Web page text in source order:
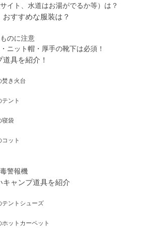
イト、水道はお湯がでるか等）は？
すすめな服装は？
のに注意
ニット帽・厚手の靴下は必須！
具を紹介！
焚き火台
ント
寝袋
ット
警報機
ャンプ道具を紹介
ントシューズ
ットカーペット